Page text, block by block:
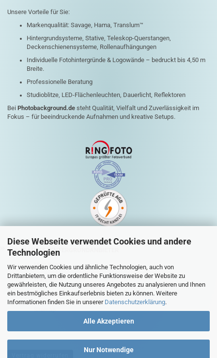
Diese Webseite verwendet Cookies und andere
Technologien
Wir verwenden Cookies und ähnliche Technologien, auch von
Drittanbietern, um die ordentliche Funktionsweise der Website zu
gewährleisten, die Nutzung unseres Angebotes zu analysieren und Ihnen
ein bestmögliches Einkaufserlebnis bieten zu können. Weitere
Informationen finden Sie in unserer Datenschutzerklärung.
Alle Akzeptieren
Nur Notwendige
Unsere Vorteile für Sie:
Markenqualität: Savage, Hama, Translum™
Hintergrundsysteme, Stative, Teleskop-Querstangen,
Deckenschienensysteme, Rollenaufhängungen
Individuelle Fotohintergründe & Logowände – bedruckt bis 4,50 m
Breite.
Professionelle Beratung
Studioblitze, LED-Flächenleuchten, Dauerlicht, Reflektoren
Bei Photobackground.de steht Qualität, Vielfalt und Zuverlässigkeit im
Fokus – für beeindruckende Aufnahmen und kreative Setups.
QUICK-LINKS HINTERGRUNDANBIETER
Mein Konto
Warenkorb
Zur Kasse
Sitemap